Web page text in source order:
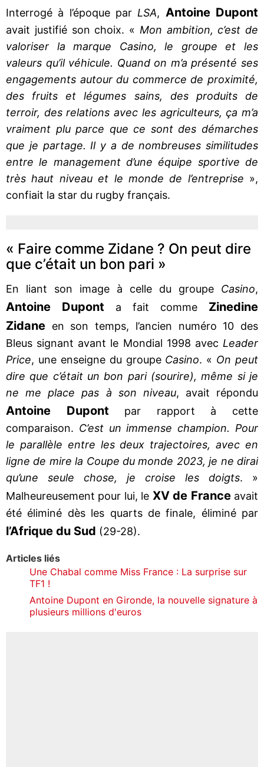
Interrogé à l’époque par LSA, Antoine Dupont
avait justifié son choix. « Mon ambition, c’est de
valoriser la marque Casino, le groupe et les
valeurs qu’il véhicule. Quand on m’a présenté ses
engagements autour du commerce de proximité,
des fruits et légumes sains, des produits de
terroir, des relations avec les agriculteurs, ça m’a
vraiment plu parce que ce sont des ­démarches
que je partage. Il y a de nombreuses similitudes
entre le management d’une équipe sportive de
très haut niveau et le monde de l’entreprise »,
confiait la star du rugby français.
« Faire comme Zidane ? On peut dire
que c’était un bon pari »
En liant son image à celle du groupe Casino,
Antoine Dupont a fait comme Zinedine
Zidane en son temps, l’ancien numéro 10 des
Bleus signant avant le Mondial 1998 avec Leader
Price, une enseigne du groupe Casino. « On peut
dire que c’était un bon pari (sourire), même si je
ne me place pas à son niveau, avait répondu
Antoine Dupont
par rapport à cette
comparaison. C’est un immense champion. Pour
le parallèle entre les deux trajectoires, avec en
ligne de mire la Coupe du monde 2023, je ne dirai
qu’une seule chose, je croise les doigts. »
Malheureusement pour lui, le XV de Franceavait
été éliminé dès les quarts de finale, éliminé par
l’Afrique du Sud (29-28).
Articles liés
Une Chabal comme Miss France : La surprise sur
TF1 !
Antoine Dupont en Gironde, la nouvelle signature à
plusieurs millions d'euros